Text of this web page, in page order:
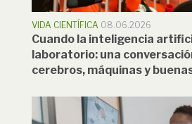
VIDA CIENTÍFICA 08.06.2026
Cuando la inteligencia
laboratorio: una
cerebros, máquinas y